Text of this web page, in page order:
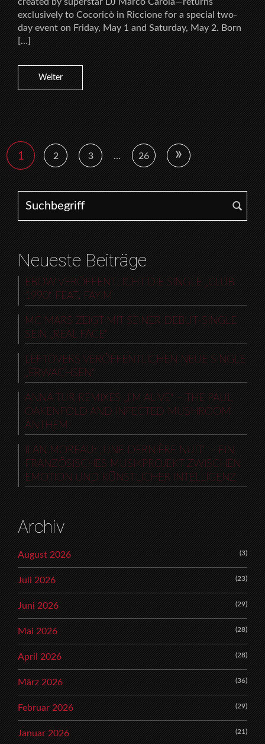
created by superstar DJ Marco Carola—returns
exclusively to Cocoricò in Riccione for a special two-
day event on Friday, May 1 and Saturday, May 2. Born
[…]
Weiter
1 2 3 … 26 »
Search for:
Neueste Beiträge
EBOW VERÖFFENTLICHT DIE SINGLE „CLUB
1990“ FEAT. FAYIM
MC MARS ZEIGT MIT SEINER DEBUT-SINGLE
SEIN „REAL FACE“
LEFTOVERS VERÖFFENTLICHEN NEUE SINGLE
„ERWACHSEN“
ANNA TUR REMIXES „I’M ALIVE“ – THE PAUL
OAKENFOLD AND INFECTED MUSHROOM
ANTHEM
ILAN MOREAU: „UNE DERNIÈRE NUIT“ – EIN
FRANZÖSISCHES MUSIKPROJEKT ZWISCHEN
EMOTION UND KÜNSTLICHER INTELLIGENZ
Archiv
August 2026 (3)
Juli 2026 (23)
Juni 2026 (29)
Mai 2026 (28)
April 2026 (28)
März 2026 (36)
Februar 2026 (29)
Januar 2026 (21)